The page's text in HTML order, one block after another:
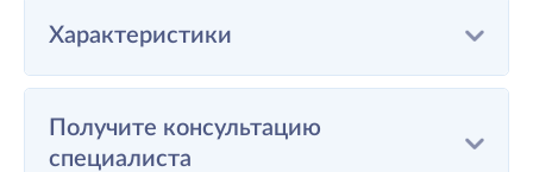
Характеристики
Получите консультацию
специалиста